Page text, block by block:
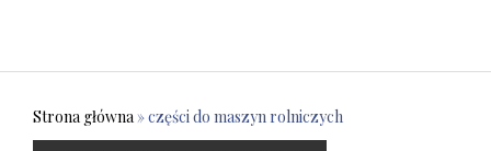
Strona główna»części do maszyn rolniczych